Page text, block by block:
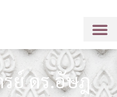
ย์ ดร.อัษฎ